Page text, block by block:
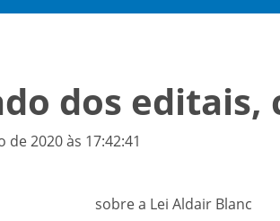
dos editais,
2020 às 17:42:41
sobre a Lei Aldair Blanc